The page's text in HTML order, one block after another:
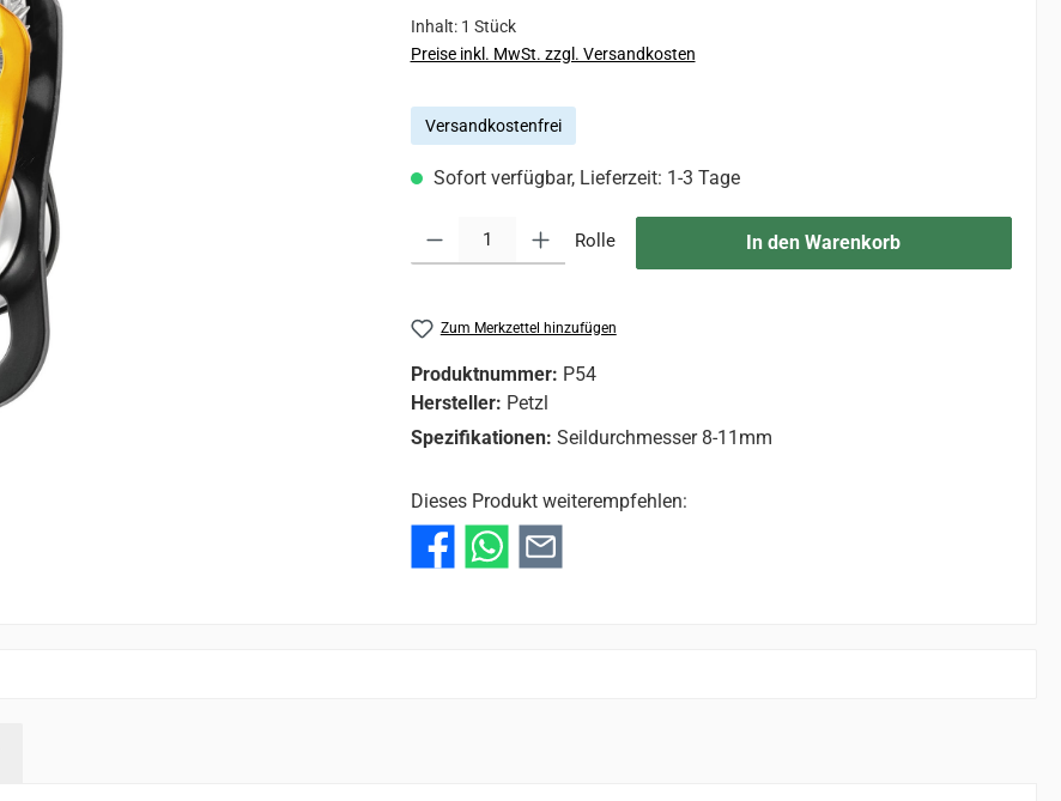
Inhalt: 1 Stück
Preise inkl. MwSt. zzgl. Versandkosten
Versandkostenfrei
Sofort verfügbar, Lieferzeit: 1-3 Tage
Produkt Anzahl: Gib den gewünschten Wert ein oder benutze die Schaltflächen um die
Rolle In den Warenkorb
Zum Merkzettel hinzufügen
Produktnummer: P54
Hersteller: Petzl
Spezifikationen: Seildurchmesser 8-11mm
Dieses Produkt weiterempfehlen: